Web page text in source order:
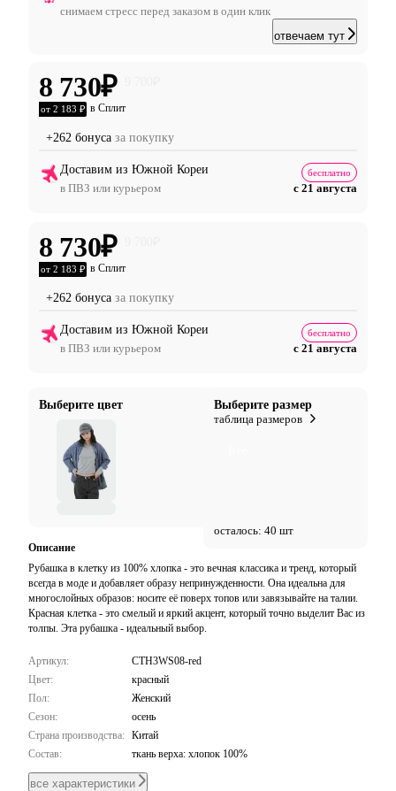
снимаем стресс перед заказом в один клик
отвечаем тут
8 730₽
от 2 183 ₽ в Сплит
+262 бонуса за покупку
Доставим из Южной Кореи
в ПВЗ или курьером
бесплатно
с 21 августа
8 730₽
от 2 183 ₽ в Сплит
+262 бонуса за покупку
Доставим из Южной Кореи
в ПВЗ или курьером
бесплатно
с 21 августа
Выберите цвет
Выберите размер
таблица размеров
осталось: 40 шт
Описание
Рубашка в клетку из 100% хлопка - это вечная классика и тренд, который
всегда в моде и добавляет образу непринужденности. Она идеальна для
многослойных образов: носите её поверх топов или завязывайте на талии.
Красная клетка - это смелый и яркий акцент, который точно выделит Вас из
толпы. Эта рубашка - идеальный выбор.
Артикул:
CTH3WS08-red
Цвет:
красный
Пол:
Женский
Сезон:
осень
Страна производства: Китай
Состав:
ткань верха: хлопок 100%
все характеристики